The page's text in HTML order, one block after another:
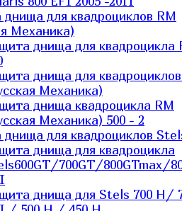
для квадроциклов RM
Механика)
днища для квадроцикла
днища для
Механика)
днища квадроцикла RM
Механика) 500 - 2
для квадроциклов
днища для квадроцикла
700GT/800GTmax/
днища для Stels 700 H/